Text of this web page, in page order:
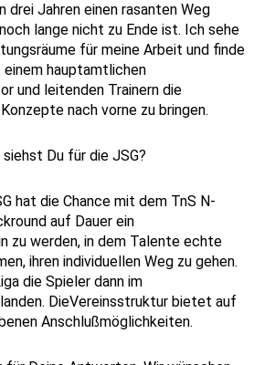
drei Jahren einen rasanten Weg
lange nicht zu Ende ist. Ich sehe
für meine Arbeit und finde
einem hauptamtlichen
und leitenden Trainern die
nach vorne zu bringen.
Du für die JSG?
hat die Chance mit dem TnS N-
auf Dauer ein
zu werden, in dem Talente echte
ihren individuellen Weg zu gehen.
die Spieler dann im
DieVereinsstruktur bietet auf
Anschlußmöglichkeiten.